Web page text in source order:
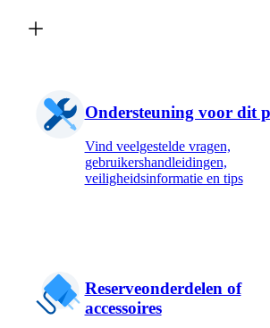
Ondersteuning voor dit
Vind veelgestelde vragen,
gebruikershandleidingen,
veiligheidsinformatie en tips
Reserveonderdelen of
accessoires